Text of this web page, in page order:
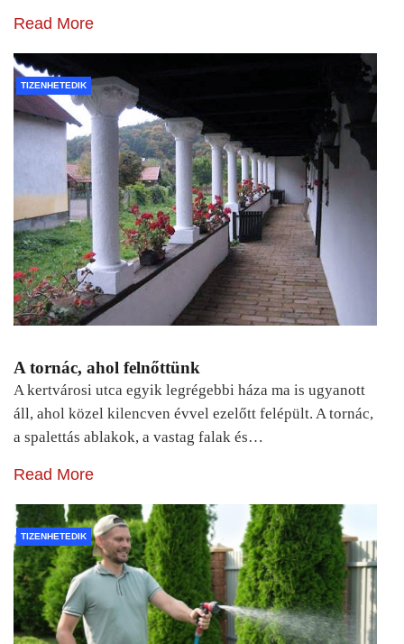
Read More
TIZENHETEDIK
A tornác, ahol felnőttünk
A kertvárosi utca egyik legrégebbi háza ma is ugyanott
áll, ahol közel kilencven évvel ezelőtt felépült. A tornác,
a spalettás ablakok, a vastag falak és…
Read More
TIZENHETEDIK